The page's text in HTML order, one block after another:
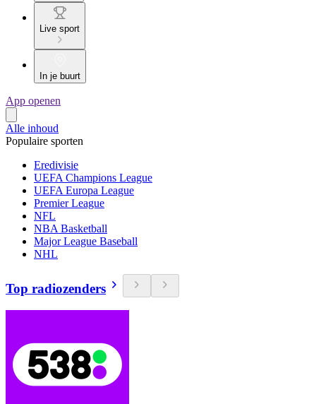
Live sport
In je buurt
App openen
Alle inhoud
Populaire sporten
Eredivisie
UEFA Champions League
UEFA Europa League
Premier League
NFL
NBA Basketball
Major League Baseball
NHL
Top radiozenders